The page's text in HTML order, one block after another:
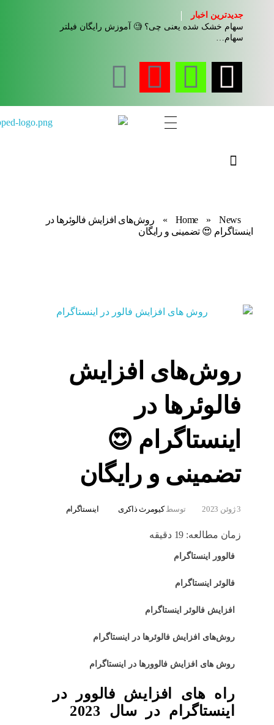
جدیدترین اخبار
سهام خشک شده یعنی چی؟ 🧐 آموزش رایگان فیلتر
سهام…
Home » News
»
روش‌های افزایش فالوئرها در
اینستاگرام 😍 تضمینی و رایگان
روش‌های افزایش
فالوئرها در
اینستاگرام 😍
تضمینی و رایگان
3 ژوئن 2023 توسط کیومرث ذاکری اینستاگرام
زمان مطالعه: 19 دقیقه
فالوور اینستاگرام
فالوئر اینستاگرام
افزایش فالوئر اینستاگرام
روش‌های افزایش فالوئرها در اینستاگرام
روش های افزایش فالوورها در اینستاگرام
راه های افزایش فالوور در
اینستاگرام در سال 2023